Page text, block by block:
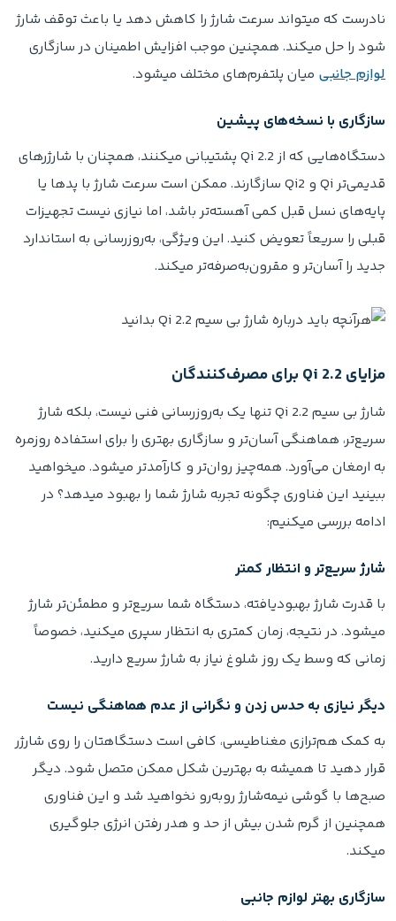
نادرست که میتواند سرعت شارژ را کاهش دهد یا باعث توقف شارژ
شود را حل میکند. همچنین موجب افزایش اطمینان در سازگاری
لوازم جانبی میان پلتفرم‌های مختلف میشود.
سازگاری با نسخه‌های پیشین
دستگاه‌هایی که از Qi 2.2 پشتیبانی میکنند، همچنان با شارژرهای
قدیمی‌تر Qi و Qi2 سازگارند. ممکن است سرعت شارژ با پدها یا
پایه‌های نسل قبل کمی آهسته‌تر باشد، اما نیازی نیست تجهیزات
قبلی را سریعاً تعویض کنید. این ویژگی، به‌روزرسانی به استاندارد
جدید را آسان‌تر و مقرون‌به‌صرفه‌تر میکند.
مزایای Qi 2.2 برای مصرف‌کنندگان
شارژ بی سیم Qi 2.2 تنها یک به‌روزرسانی فنی نیست، بلکه شارژ
سریع‌تر، هماهنگی آسان‌تر و سازگاری بهتری را برای استفاده روزمره
به ارمغان می‌آورد. همه‌چیز روان‌تر و کارآمدتر میشود. میخواهید
ببینید این فناوری چگونه تجربه شارژ شما را بهبود میدهد؟ در
ادامه بررسی میکنیم:
شارژ سریع‌تر و انتظار کمتر
با قدرت شارژ بهبودیافته، دستگاه شما سریع‌تر و مطمئن‌تر شارژ
میشود. در نتیجه، زمان کمتری به انتظار سپری میکنید، خصوصاً
زمانی که وسط یک روز شلوغ نیاز به شارژ سریع دارید.
دیگر نیازی به حدس زدن و نگرانی از عدم هماهنگی نیست
به کمک هم‌ترازی مغناطیسی، کافی است دستگاهتان را روی شارژر
قرار دهید تا همیشه به بهترین شکل ممکن متصل شود. دیگر
صبح‌ها با گوشی نیمه‌شارژ روبه‌رو نخواهید شد و این فناوری
همچنین از گرم‌ شدن بیش‌ از حد و هدر رفتن انرژی جلوگیری
میکند.
سازگاری بهتر لوازم جانبی